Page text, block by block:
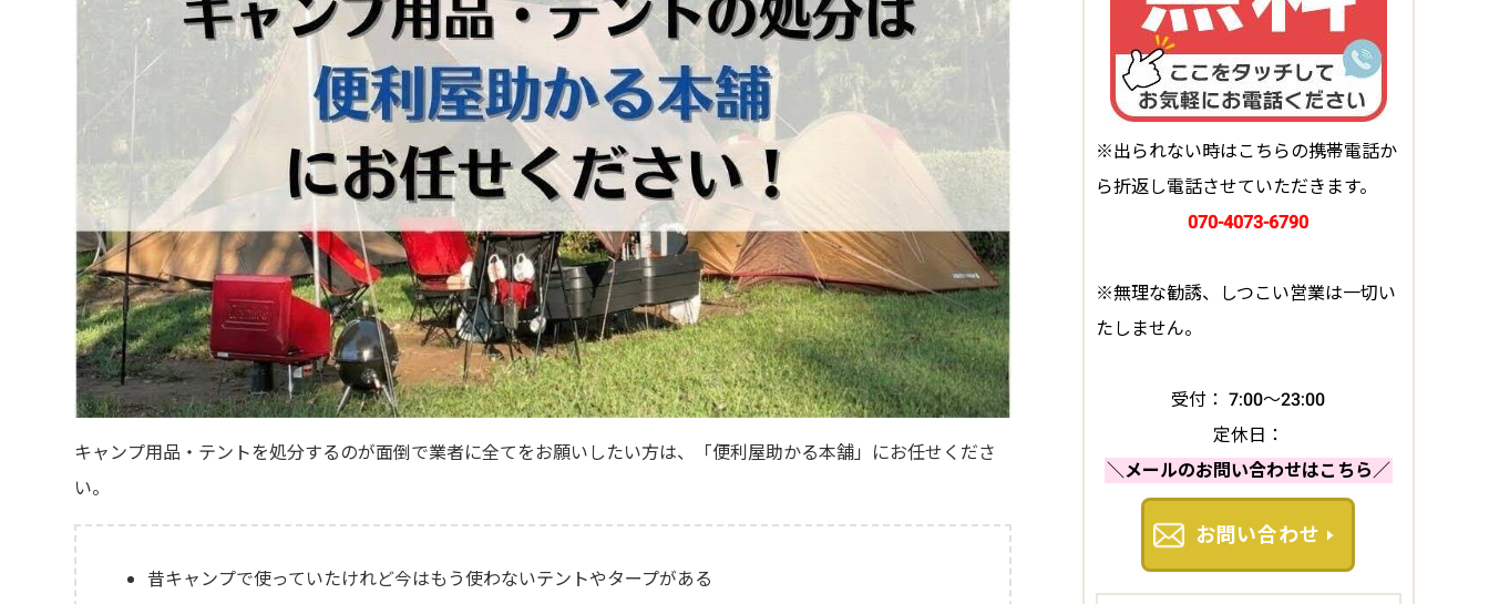
キャンプ用品・テントを処分するのが面倒で業者に全てをお願いしたい方は、「便利屋助かる本舗」にお任せくださ
い。
昔キャンプで使っていたけれど今はもう使わないテントやタープがある
※出られない時はこちらの携帯電話か
ら折返し電話させていただきます。
070-4073-6790
※無理な勧誘、しつこい営業は一切い
たしません。
受付： 7:00～23:00
定休日：
＼メールのお問い合わせはこちら／
お問い合わせ